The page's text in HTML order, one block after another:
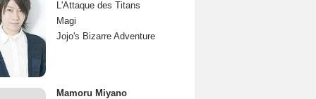
L'Attaque des Titans
Magi
Jojo's Bizarre Adventure
Mamoru Miyano